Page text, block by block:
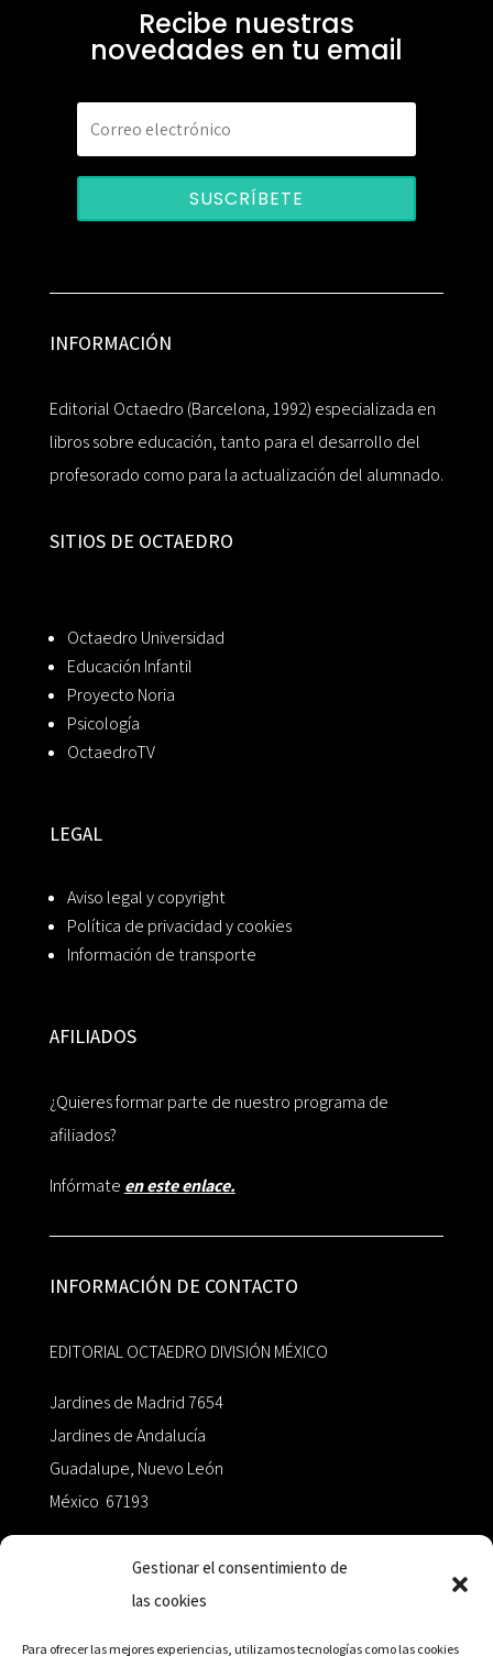
Gestionar el consentimiento de
las cookies
Para ofrecer las mejores experiencias, utilizamos tecnologías como las cookies
Recibe nuestras
novedades en tu email
SUSCRÍBETE
INFORMACIÓN
Editorial Octaedro (Barcelona, 1992) especializada en
libros sobre educación, tanto para el desarrollo del
profesorado como para la actualización del alumnado.
SITIOS DE OCTAEDRO
Octaedro Universidad
Educación Infantil
Proyecto Noria
Psicología
OctaedroTV
LEGAL
Aviso legal y copyright
Política de privacidad y cookies
Información de transporte
AFILIADOS
¿Quieres formar parte de nuestro programa de
afiliados?
Infórmate en este enlace.
INFORMACIÓN DE CONTACTO
EDITORIAL OCTAEDRO DIVISIÓN MÉXICO
Jardines de Madrid 7654
Jardines de Andalucía
Guadalupe, Nuevo León
México 67193
+52 811.499.5638